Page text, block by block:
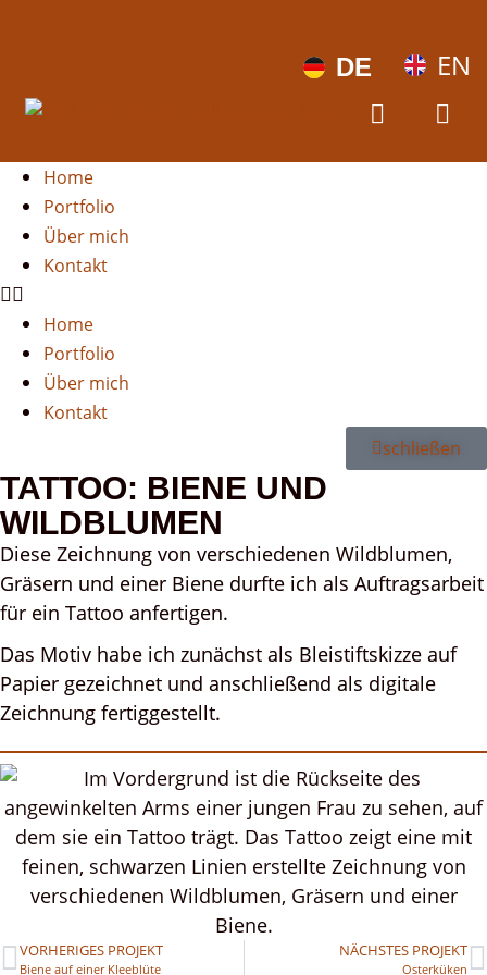
DE EN
Home
Portfolio
Über mich
Kontakt
Home
Portfolio
Über mich
Kontakt
schließen
TATTOO: BIENE UND
WILDBLUMEN
Diese Zeichnung von verschiedenen Wildblumen,
Gräsern und einer Biene durfte ich als Auftragsarbeit
für ein Tattoo anfertigen.
Das Motiv habe ich zunächst als Bleistiftskizze auf
Papier gezeichnet und anschließend als digitale
Zeichnung fertiggestellt.
VORHERIGES PROJEKT
Biene auf einer Kleeblüte
NÄCHSTES PROJEKT
Osterküken